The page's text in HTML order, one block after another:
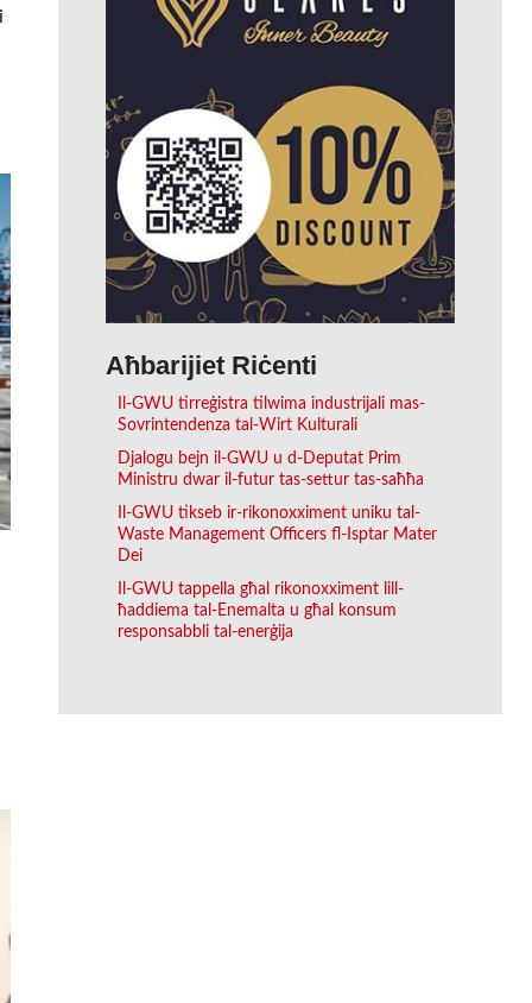
Aħbarijiet Riċenti
Il-GWU tirreġistra tilwima industrijali mas-
Sovrintendenza tal-Wirt Kulturali
Djalogu bejn il-GWU u d-Deputat Prim
Ministru dwar il-futur tas-settur tas-saħħa
Il-GWU tikseb ir-rikonoxximent uniku tal-
Waste Management Officers fl-Isptar Mater
Dei
Il-GWU tappella għal rikonoxximent lill-
ħaddiema tal-Enemalta u għal konsum
responsabbli tal-enerġija